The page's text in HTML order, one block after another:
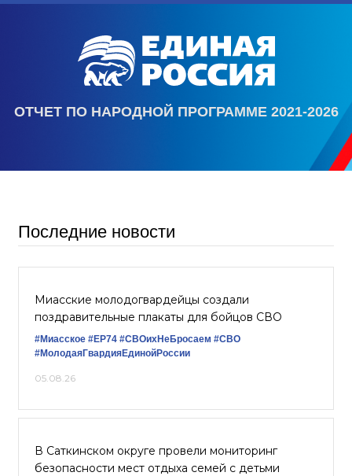
ОТЧЕТ ПО НАРОДНОЙ ПРОГРАММЕ 2021-2026
Последние новости
Миасские молодогвардейцы создали
поздравительные плакаты для бойцов СВО
#Миасское #ЕР74 #СВОихНеБросаем #СВО
#МолодаяГвардияЕдинойРоссии
05.08.26
В Саткинском округе провели мониторинг
безопасности мест отдыха семей с детьми